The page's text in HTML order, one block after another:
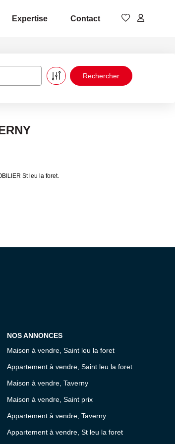
Expertise Contact
St leu la foret.
NOS ANNONCES
Maison à vendre, Saint leu la foret
Appartement à vendre, Saint leu la foret
Maison à vendre, Taverny
Maison à vendre, Saint prix
Appartement à vendre, Taverny
Appartement à vendre, St leu la foret